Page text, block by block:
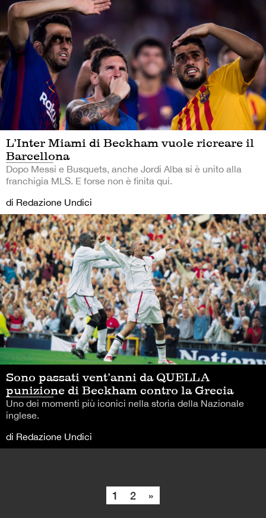
L’Inter Miami di Beckham vuole ricreare il
Barcellona
Dopo Messi e Busquets, anche Jordi Alba si è unito alla
franchigia MLS. E forse non è finita qui.
di Redazione Undici
Sono passati vent’anni da QUELLA
punizione di Beckham contro la Grecia
Uno dei momenti più iconici nella storia della Nazionale
inglese.
di Redazione Undici
1 2 »